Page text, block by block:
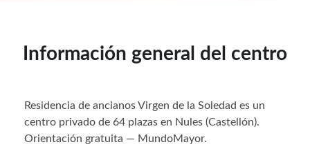
Información general del centro
Residencia de ancianos Virgen de la Soledad es un
centro privado de 64 plazas en Nules (Castellón).
Orientación gratuita — MundoMayor.